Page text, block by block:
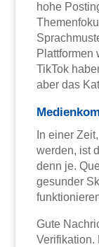
hohe
TikTok
aber das
In einer
werden, ist
denn je.
gesunder
Gute
Verifikation.